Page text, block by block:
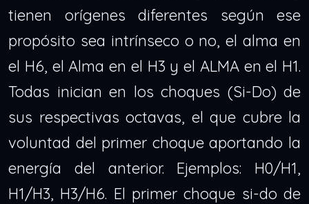
tienen orígenes diferentes según ese
propósito sea intrínseco o no, el alma en
el H6, el Alma en el H3 y el ALMA en el H1.
Todas inician en los choques (Si-Do) de
sus respectivas octavas, el que cubre la
voluntad del primer choque aportando la
energía del anterior. Ejemplos: H0/H1,
H1/H3, H3/H6. El primer choque si-do de